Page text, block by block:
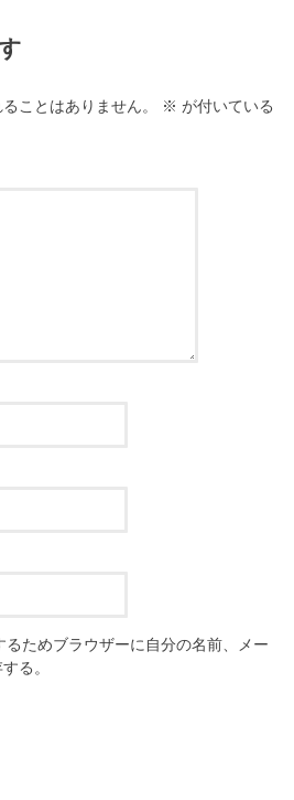
ことはありません。 ※ が付いている
るためブラウザーに自分の名前、メー
る。